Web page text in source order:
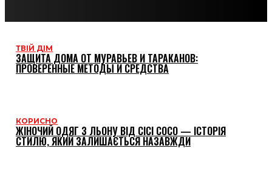
ТВІЙ ДІМ
ЗАЩИТА ДОМА ОТ МУРАВЬЕВ И ТАРАКАНОВ:
ПРОВЕРЕННЫЕ МЕТОДЫ И СРЕДСТВА
КОРИСНО
ЖІНОЧИЙ ОДЯГ З ЛЬОНУ ВІД CICI COCO — ІСТОРІЯ
СТИЛЮ, ЯКИЙ ЗАЛИШАЄТЬСЯ НАЗАВЖДИ